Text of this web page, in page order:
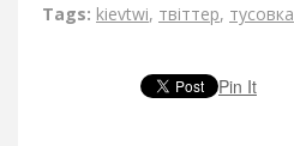
Tags: kievtwi, твіттер, тусовка
Pin It